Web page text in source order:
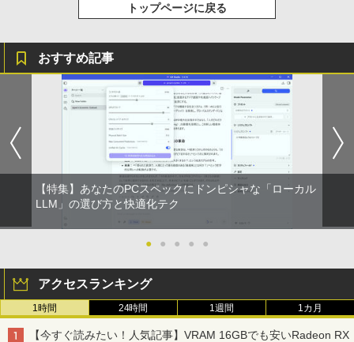
トップページに戻る
おすすめ記事
【特集】あなたのPCスペックにドンピシャな「ローカル
LLM」の選び方と快適化テク
● ● ● ● ●
アクセスランキング
1時間 24時間 1週間 1カ月
【今すぐ読みたい！人気記事】VRAM 16GBでも安いRadeon RX